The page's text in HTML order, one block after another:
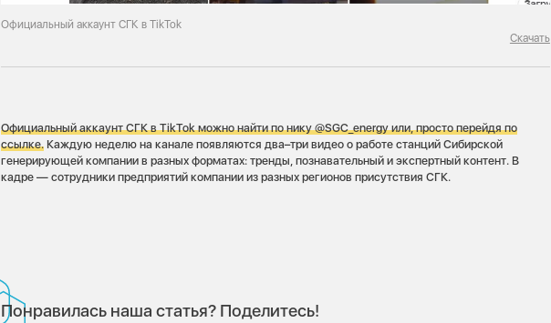
Официальный аккаунт СГК в TikTok
Скачать
Официальный аккаунт СГК в TikTok можно найти по нику @SGC_energy или, просто перейдя по
ссылке. Каждую неделю на канале появляются два–три видео о работе станций Сибирской
генерирующей компании в разных форматах: тренды, познавательный и экспертный контент. В
кадре — сотрудники предприятий компании из разных регионов присутствия СГК.
Понравилась наша статья? Поделитесь!